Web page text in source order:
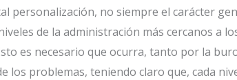
personalización, no siempre el carácter
de la administración más cercanos a
es necesario que ocurra, tanto por la
los problemas, teniendo claro que, cada